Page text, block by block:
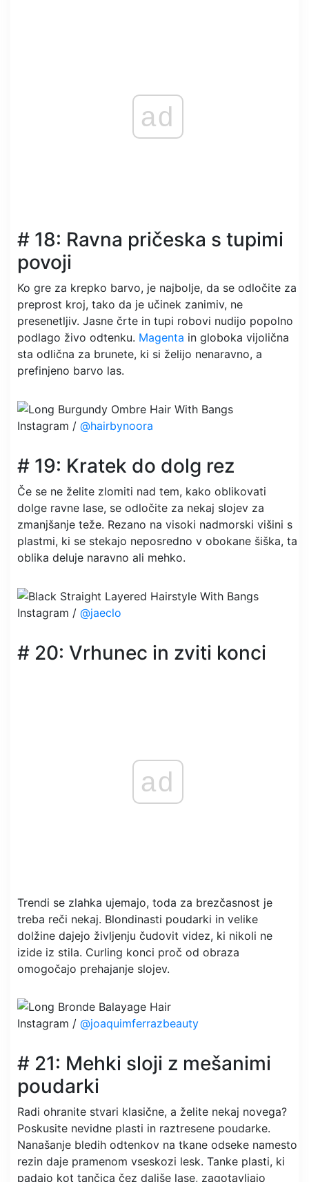
ad
# 18: Ravna pričeska s tupimi
povoji
Ko gre za krepko barvo, je najbolje, da se odločite za
preprost kroj, tako da je učinek zanimiv, ne
presenetljiv. Jasne črte in tupi robovi nudijo popolno
podlago živo odtenku. Magenta in globoka vijolična
sta odlična za brunete, ki si želijo nenaravno, a
prefinjeno barvo las.
Instagram / @hairbynoora
# 19: Kratek do dolg rez
Če se ne želite zlomiti nad tem, kako oblikovati
dolge ravne lase, se odločite za nekaj slojev za
zmanjšanje teže. Rezano na visoki nadmorski višini s
plastmi, ki se stekajo neposredno v obokane šiška, ta
oblika deluje naravno ali mehko.
Instagram / @jaeclo
# 20: Vrhunec in zviti konci
ad
Trendi se zlahka ujemajo, toda za brezčasnost je
treba reči nekaj. Blondinasti poudarki in velike
dolžine dajejo življenju čudovit videz, ki nikoli ne
izide iz stila. Curling konci proč od obraza
omogočajo prehajanje slojev.
Instagram / @joaquimferrazbeauty
# 21: Mehki sloji z mešanimi
poudarki
Radi ohranite stvari klasične, a želite nekaj novega?
Poskusite nevidne plasti in raztresene poudarke.
Nanašanje bledih odtenkov na tkane odseke namesto
rezin daje pramenom vseskozi lesk. Tanke plasti, ki
padajo kot tančica čez daljše lase, zagotavljajo